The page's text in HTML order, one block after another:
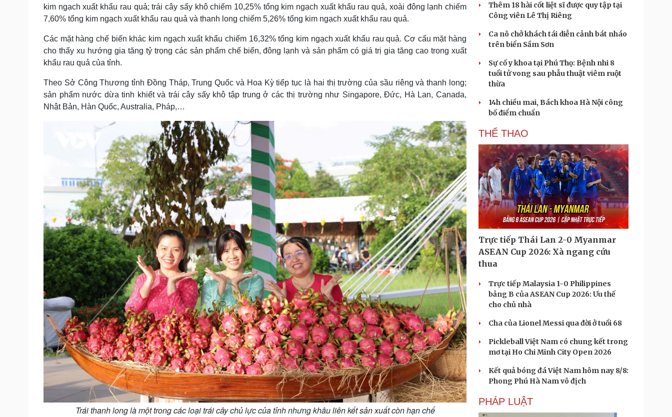
kim ngạch xuất khẩu rau quả; trái cây sấy khô chiếm 10,25% tổng kim ngạch xuất khẩu rau quả, xoài đông lạnh chiếm
7,60% tổng kim ngạch xuất khẩu rau quả và thanh long chiếm 5,26% tổng kim ngạch xuất khẩu rau quả.
Các mặt hàng chế biến khác kim ngạch xuất khẩu chiếm 16,32% tổng kim ngạch xuất khẩu rau quả. Cơ cấu mặt hàng
cho thấy xu hướng gia tăng tỷ trọng các sản phẩm chế biến, đông lạnh và sản phẩm có giá trị gia tăng cao trong xuất
khẩu rau quả của tỉnh.
Theo Sở Công Thương tỉnh Đồng Tháp, Trung Quốc và Hoa Kỳ tiếp tục là hai thị trường của sầu riêng và thanh long;
sản phẩm nước dừa tinh khiết và trái cây sấy khô tập trung ở các thị trường như Singapore, Đức, Hà Lan, Canada,
Nhật Bản, Hàn Quốc, Australia, Pháp,…
Trái thanh long là một trong các loại trái cây chủ lực của tỉnh nhưng khâu liên kết sản xuất còn hạn chế
Thêm 18 hài cốt liệt sĩ được quy tập tại
Công viên Lê Thị Riêng
Ca nô chở khách tái diễn cảnh bát nháo
trên biển Sầm Sơn
Sự cố y khoa tại Phú Thọ: Bệnh nhi 8
tuổi tử vong sau phẫu thuật viêm ruột
thừa
14h chiều mai, Bách khoa Hà Nội công
bố điểm chuẩn
THỂ THAO
Trực tiếp Thái Lan 2-0 Myanmar
ASEAN Cup 2026: Xà ngang cứu
thua
Trực tiếp Malaysia 1-0 Philippines
bảng B của ASEAN Cup 2026: Ưu thế
cho chủ nhà
Cha của Lionel Messi qua đời ở tuổi 68
Pickleball Việt Nam có chung kết trong
mơ tại Ho Chi Minh City Open 2026
Kết quả bóng đá Việt Nam hôm nay 8/8:
Phong Phú Hà Nam vô địch
PHÁP LUẬT